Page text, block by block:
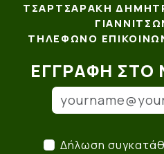
ΤΣΑΡΤΣΑΡΆΚΗ
ΤΗΛΈΦΩΝΟ
ΕΓΓΡΑΦΉ ΣΤΟ
Δήλωση